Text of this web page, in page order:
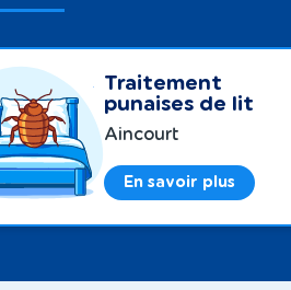
Traitement
punaises de lit
Aincourt
En savoir plus